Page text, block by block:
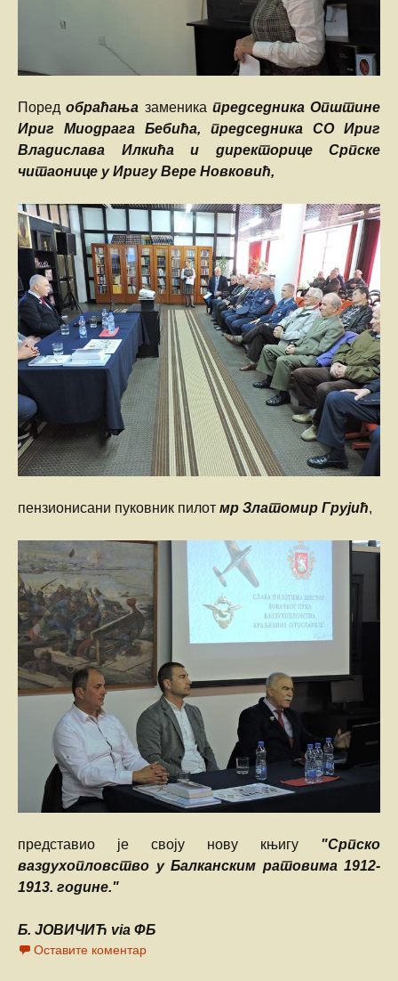
Поредобраћања заменика председника Општине
Ириг Миодрага Бебића, председника СО Ириг
Владислава Илкића и директорице Српске
читаонице у Иригу Вере Новковић,
пензионисани пуковник пилот мр Златомир Грујић,
представио је своју нову књигу "Српско
ваздухопловство у Балканским ратовима 1912-
1913. године."
Б. ЈОВИЧИЋ via ФБ
Оставите коментар